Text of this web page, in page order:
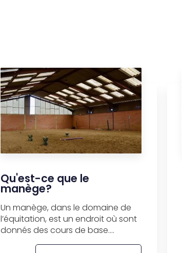
Qu'est-ce que le
manège?
Un manège, dans le domaine de
l’équitation, est un endroit où sont
donnés des cours de base....